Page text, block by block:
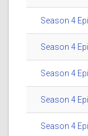
Season 4
Season 4
Season 4
Season 4
Season 4